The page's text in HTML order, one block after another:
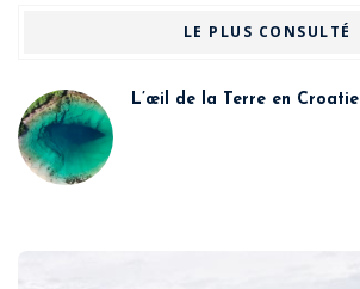
LE PLUS CONSULTÉ
L’œil de la Terre en Croatie